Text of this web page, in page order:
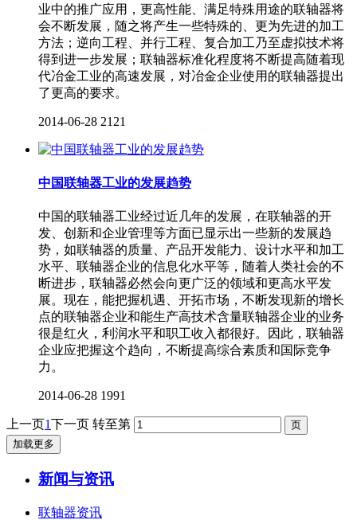
业中的推广应用，更高性能、满足特殊用途的联轴器将
会不断发展，随之将产生一些特殊的、更为先进的加工
方法；逆向工程、并行工程、复合加工乃至虚拟技术将
得到进一步发展；联轴器标准化程度将不断提高随着现
代冶金工业的高速发展，对冶金企业使用的联轴器提出
了更高的要求。
2014-06-28 2121
中国联轴器工业的发展趋势
中国的联轴器工业经过近几年的发展，在联轴器的开
发、创新和企业管理等方面已显示出一些新的发展趋
势，如联轴器的质量、产品开发能力、设计水平和加工
水平、联轴器企业的信息化水平等，随着人类社会的不
断进步，联轴器必然会向更广泛的领域和更高水平发
展。现在，能把握机遇、开拓市场，不断发现新的增长
点的联轴器企业和能生产高技术含量联轴器企业的业务
很是红火，利润水平和职工收入都很好。因此，联轴器
企业应把握这个趋向，不断提高综合素质和国际竞争
力。
2014-06-28 1991
上一页1下一页 转至第
加载更多
新闻与资讯
联轴器资讯